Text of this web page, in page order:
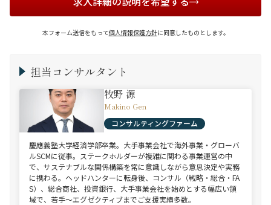
本フォーム送信をもって個人情報保護方針に同意したものとします。
担当コンサルタント
牧野 源
Makino Gen
コンサルティングファーム
慶應義塾大学経済学部卒業。大手事業会社で海外事業・グローバ
ルSCMに従事。ステークホルダーが複雑に関わる事業運営の中
で、サステナブルな関係構築を常に意識しながら意思決定や実務
に携わる。ヘッドハンターに転身後、コンサル（戦略・総合・FA
S）、総合商社、投資銀行、大手事業会社を始めとする幅広い領
域で、若手～エグゼクティブまでご支援実績多数。